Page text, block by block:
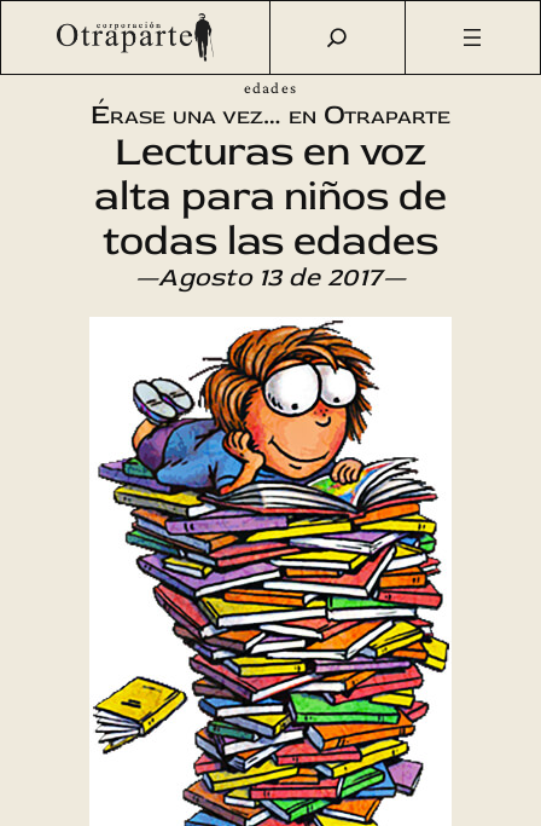
Saltar
Otraparte.org/ Agenda Cultural Talleres
Érase una vez…
en Otraparte – Lecturas en voz alta para niños de todas las
edades
Érase una vez… en Otraparte
Lecturas en voz
alta para niños de
todas las edades
—Agosto 13 de 2017—